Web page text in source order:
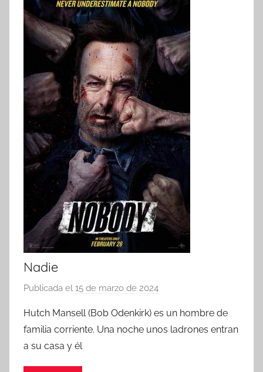
Nadie
Publicada el 15 de marzo de 2024
r
Hutch Mansell (Bob Odenkirk) es un hombre de
familia corriente. Una noche unos ladrones entran
a su casa y él